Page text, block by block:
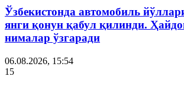
Ўзбекистонда автомобиль
янги қонун қабул қилинди.
нималар ўзгаради
06.08.2026, 15:54
15